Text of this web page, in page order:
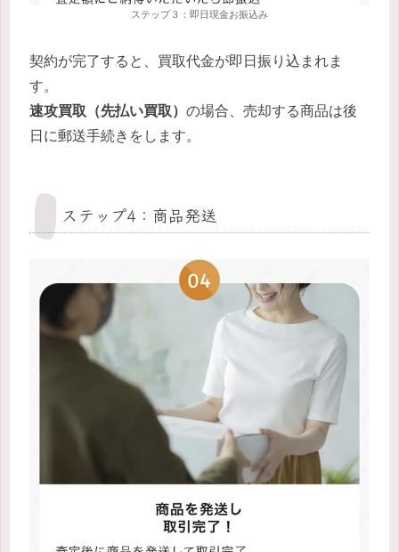
ステップ３：即日現金お振込み
契約が完了すると、買取代金が即日振り込まれま
す。
速攻買取（先払い買取） の場合、売却する商品は後
日に郵送手続きをします。
ステップ4：商品発送